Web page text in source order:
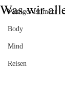
Weniger ist mehr
Body
Mind
Reisen
Was wir